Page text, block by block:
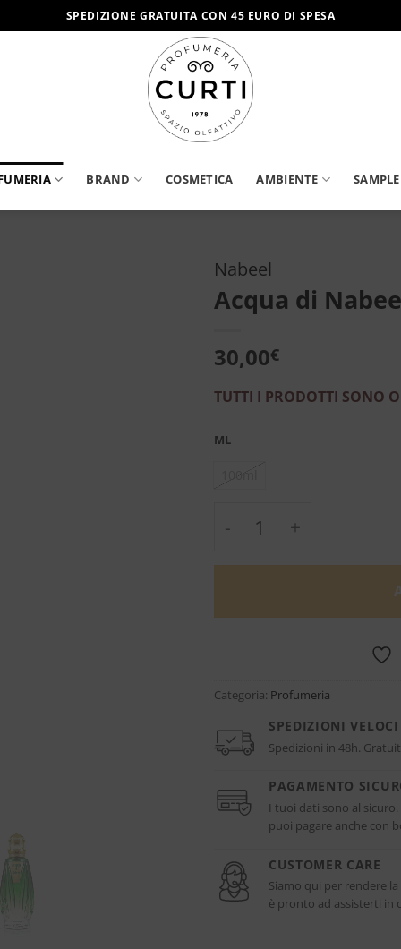
SPEDIZIONE GRATUITA CON 45 EURO DI SPESA
BRAND COSMETICA AMBIENTE
Nabeel
Acqua di
30,00€
TUTTI I PRODOTTI SONO
ML
100ml
Acqua di Nabeel -
Categoria: Profumeria
SPEDIZIONI VELOCI
Spedizioni in 48h.
PAGAMENTO
I tuoi dati sono al
puoi pagare anche con
CUSTOMER CARE
Siamo qui per rendere
è pronto ad assisterti in